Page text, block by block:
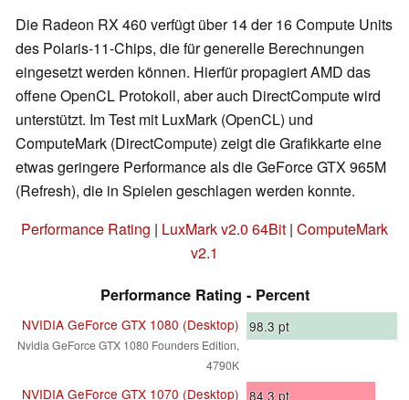
Die Radeon RX 460 verfügt über 14 der 16 Compute Units
des Polaris-11-Chips, die für generelle Berechnungen
eingesetzt werden können. Hierfür propagiert AMD das
offene OpenCL Protokoll, aber auch DirectCompute wird
unterstützt. Im Test mit LuxMark (OpenCL) und
ComputeMark (DirectCompute) zeigt die Grafikkarte eine
etwas geringere Performance als die GeForce GTX 965M
(Refresh), die in Spielen geschlagen werden konnte.
Performance Rating | LuxMark v2.0 64Bit | ComputeMark
v2.1
Performance Rating - Percent
NVIDIA GeForce GTX 1080 (Desktop)
Nvidia GeForce GTX 1080 Founders Edition,
4790K
98.3 pt
NVIDIA GeForce GTX 1070 (Desktop) 84.3 pt